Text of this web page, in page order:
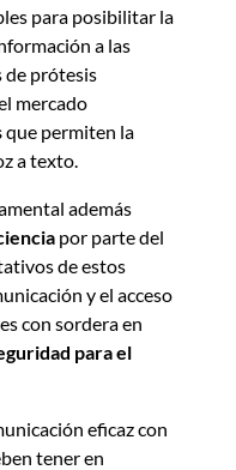
para posibilitar la
a las
de prótesis
mercado
que permiten la
a texto.
además
por parte del
de estos
y el acceso
con sordera en
para el
eficaz con
tener en